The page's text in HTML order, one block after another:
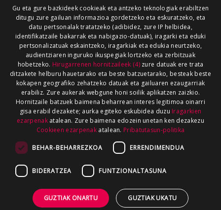
Gu eta gure bazkideek cookieak eta antzeko teknologiak erabiltzen
ditugu zure gailuan informazioa gordetzeko eta eskuratzeko, eta
datu pertsonalak tratatzeko (adibidez, zure IP helbidea,
identifikatzaile bakarrak eta nabigazio-datuak), iragarki eta eduki
pertsonalizatuak eskaintzeko, iragarkiak eta edukia neurtzeko,
audientziaren inguruko ikuspegiak lortzeko eta zerbitzuak
hobetzeko. Hirugarrenen hornitzaileek (4)zure datuak ere trata
ditzakete helburu hauetarako eta beste batzuetarako, besteak beste
kokapen geografiko zehatzeko datuak eta gailuaren ezaugarriak
erabiliz. Zure aukerak webgune honi soilik aplikatzen zaizkio.
Hornitzaile batzuek baimena beharrean interes legitimoa oinarri
gisa erabil dezakete; aurka egiteko eskubidea duzu Iragarkien
ezarpenakatalean. Zure baimena edozein unetan ken dezakezu
Cookieen ezarpenak atalean. Pribatutasun-politika
BEHAR-BEHARREZKOA ERRENDIMENDUA
BIDERATZEA FUNTZIONALTASUNA
GUZTIAK ONARTU GUZTIAK UKATU